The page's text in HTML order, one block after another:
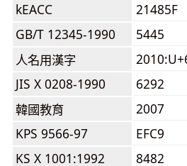
kEACC
21485F
GB/T 12345-1990
5445
人名用漢字
JIS X 0208-1990
6292
韓國教育
2007
KPS 9566-97
EFC9
KS X 1001:1992
8482